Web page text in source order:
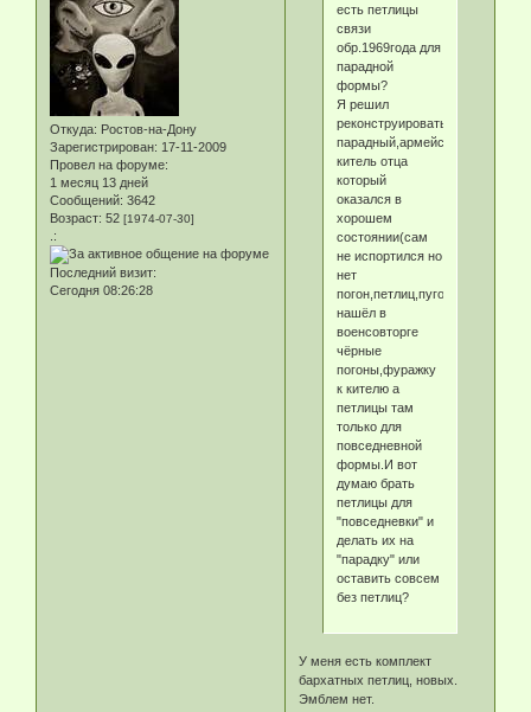
Откуда: Ростов-на-Дону
Зарегистрирован: 17-11-2009
Провел на форуме:
1 месяц 13 дней
Сообщений: 3642
Возраст: 52 [1974-07-30]
.:
Последний визит:
Сегодня 08:26:28
есть петлицы
связи
обр.1969года для
парадной
формы?
Я решил
реконструировать
парадный,армейский
китель отца
который
оказался в
хорошем
состоянии(сам
не испортился но
нет
погон,петлиц,пуговиц,)
нашёл в
военсовторге
чёрные
погоны,фуражку
к кителю а
петлицы там
только для
повседневной
формы.И вот
думаю брать
петлицы для
"повседневки" и
делать их на
"парадку" или
оставить совсем
без петлиц?
У меня есть комплект
бархатных петлиц, новых.
Эмблем нет.